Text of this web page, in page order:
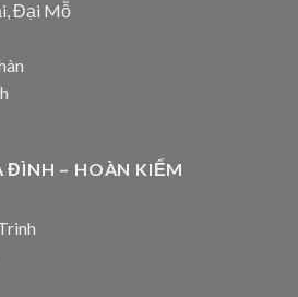
Đại Mỗ
ĐÌNH – HOÀN KIẾM